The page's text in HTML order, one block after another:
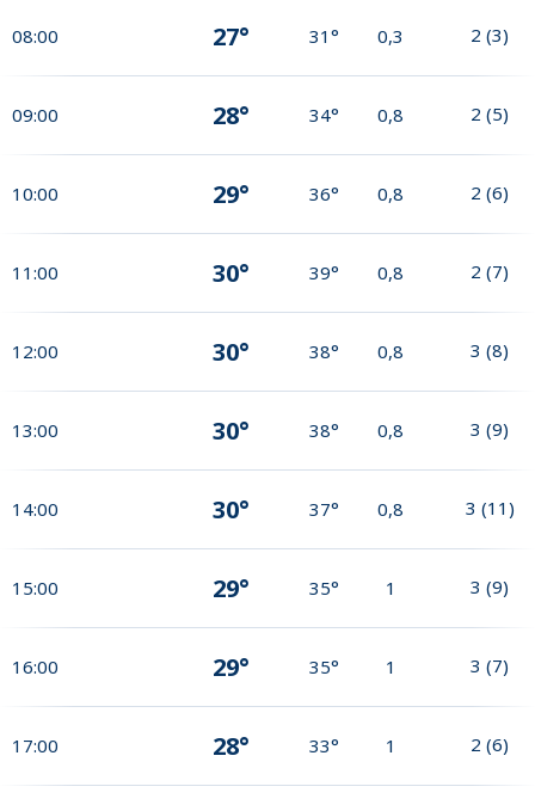
08:00 27° 31° 0,3 2 (3)
09:00 28° 34° 0,8 2 (5)
10:00 29° 36° 0,8 2 (6)
11:00 30° 39° 0,8 2 (7)
12:00 30° 38° 0,8 3 (8)
13:00 30° 38° 0,8 3 (9)
14:00 30° 37° 0,8 3 (11)
15:00 29° 35° 1 3 (9)
16:00 29° 35° 1 3 (7)
17:00 28° 33° 1 2 (6)